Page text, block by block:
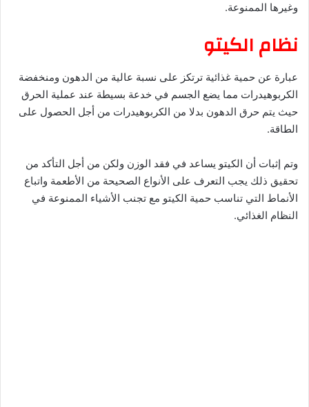
وغيرها الممنوعة.
نظام الكيتو
عبارة عن حمية غذائية ترتكز على نسبة عالية من الدهون ومنخفضة
الكربوهيدرات مما يضع الجسم في خدعة بسيطة عند عملية الحرق
حيث يتم حرق الدهون بدلا من الكربوهيدرات من أجل الحصول على
الطاقة.
وتم إثبات أن الكيتو يساعد في فقد الوزن ولكن من أجل التأكد من
تحقيق ذلك يجب التعرف على الأنواع الصحيحة من الأطعمة واتباع
الأنماط التي تناسب حمية الكيتو مع تجنب الأشياء الممنوعة في
النظام الغذائي.